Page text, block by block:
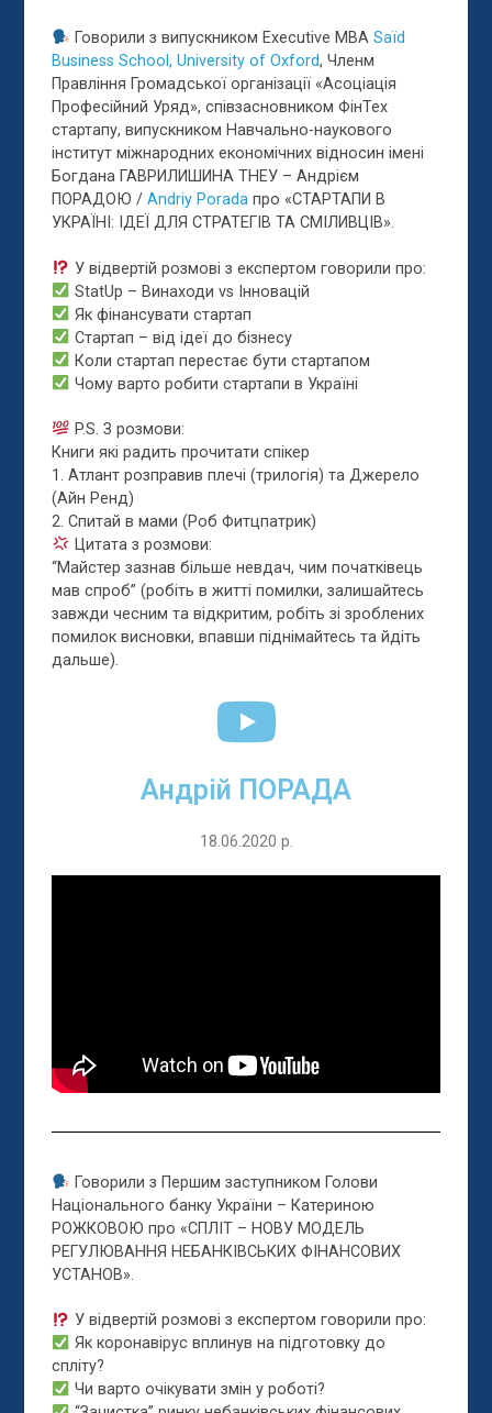
Говорили з випускником Executive MBA Saïd
Business School, University of Oxford, Членм
Правління Громадської організації «Асоціація
Професійний Уряд», співзасновником ФінТех
стартапу, випускником Навчально-наукового
інститут міжнародних економічних відносин імені
Богдана ГАВРИЛИШИНА ТНЕУ – Андрієм
ПОРАДОЮ /Andriy Porada про «СТАРТАПИ В
УКРАЇНІ: ІДЕЇ ДЛЯ СТРАТЕГІВ ТА СМІЛИВЦІВ».
У відвертій розмові з експертом говорили про:
StatUp – Винаходи vs Інновацій
Як фінансувати стартап
Стартап – від ідеї до бізнесу
Коли стартап перестає бути стартапом
Чому варто робити стартапи в Україні
P.S. З розмови:
Книги які радить прочитати спікер
1. Атлант розправив плечі (трилогія) та Джерело
(Айн Ренд)
2. Спитай в мами (Роб Фитцпатрик)
Цитата з розмови:
“Майстер зазнав більше невдач, чим початківець
мав спроб” (робіть в житті помилки, залишайтесь
завжди чесним та відкритим, робіть зі зроблених
помилок висновки, впавши піднімайтесь та йдіть
дальше).
Андрій ПОРАДА
18.06.2020 р.
Говорили з Першим заступником Голови
Національного банку України – Катериною
РОЖКОВОЮ про «СПЛІТ – НОВУ МОДЕЛЬ
РЕГУЛЮВАННЯ НЕБАНКІВСЬКИХ ФІНАНСОВИХ
УСТАНОВ».
У відвертій розмові з експертом говорили про:
Як коронавірус вплинув на підготовку до
спліту?
Чи варто очікувати змін у роботі?